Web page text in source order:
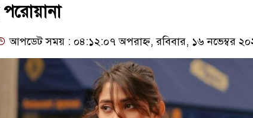
পরোয়ানা
আপডেট সময় : ০৪:১২:০৭ অপরাহ্ন, রবিবার, ১৬ নভেম্বর